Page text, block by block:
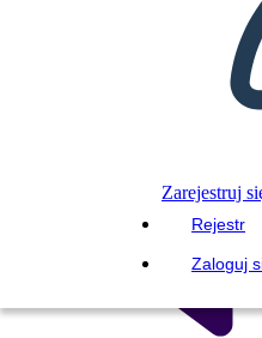
Zarejestruj
Rejestr
Zaloguj